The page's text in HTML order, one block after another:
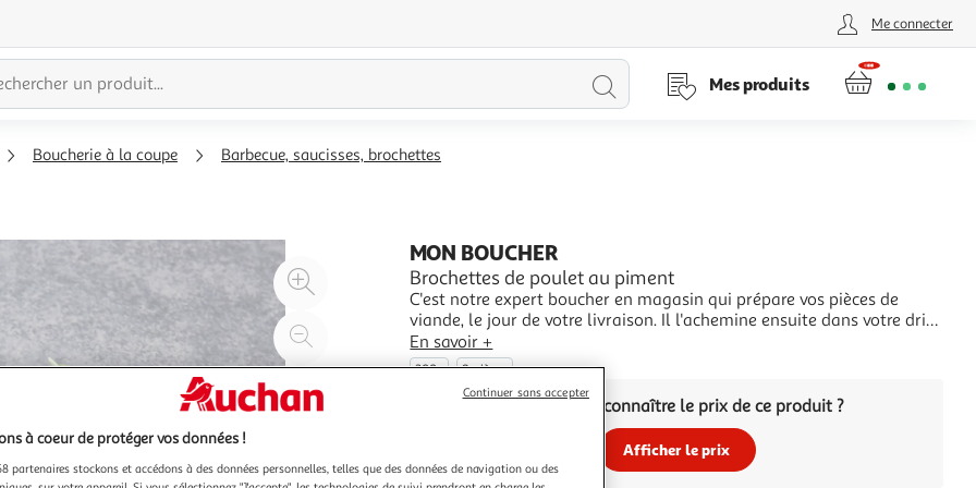
Me connecter
Lancer
Mes produits
Boucherie à la coupe Barbecue, saucisses, brochettes
Agrandir
l'illustration
200%
l'illustration
à
100
Partager
le
MON BOUCHER
Brochettes de poulet au piment
C'est notre expert boucher en magasin qui prépare vos pièces de
viande, le jour de votre livraison. Il l'achemine ensuite dans votre drive
dans le respect de la chaîne du froid. Vous n'avez plus qu'à le
récupérer avec le reste de votre commande et vous régaler. La
disponibilité des produits de notre
En savoir +
300g 2 pièces
Vous voulez connaître le prix de ce produit ?
Afficher le prix
à coeur de protéger vos données !
partenaires stockons et accédons à des données personnelles, telles que des données de navigation ou des
Continuer sans accepter